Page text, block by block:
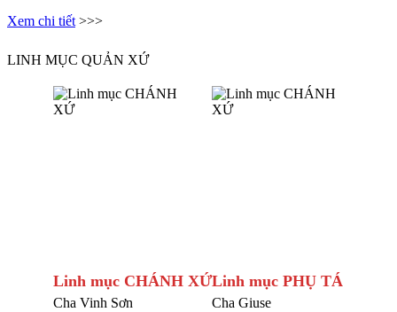
Xem chi tiết >>>
LINH MỤC QUẢN XỨ
Linh mục CHÁNH XỨ
Cha Vinh Sơn
Linh mục PHỤ TÁ
Cha Giuse